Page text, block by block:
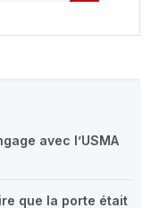
avec l’USMA
que la porte était